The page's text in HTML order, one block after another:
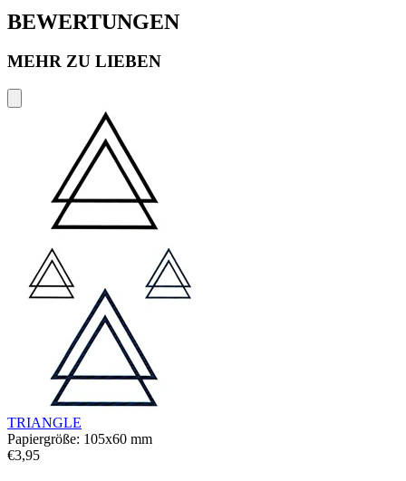
BEWERTUNGEN
MEHR ZU LIEBEN
TRIANGLE
Papiergröße: 105x60 mm
€3,95